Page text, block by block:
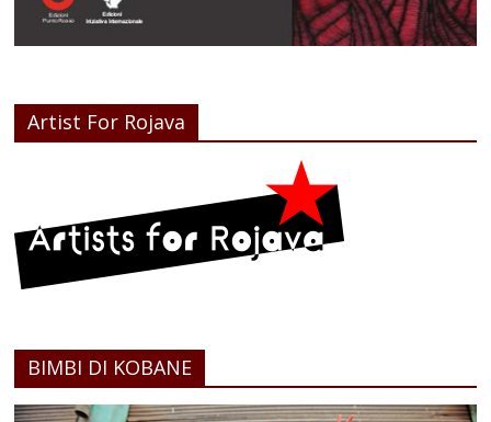
Artist For Rojava
BIMBI DI KOBANE